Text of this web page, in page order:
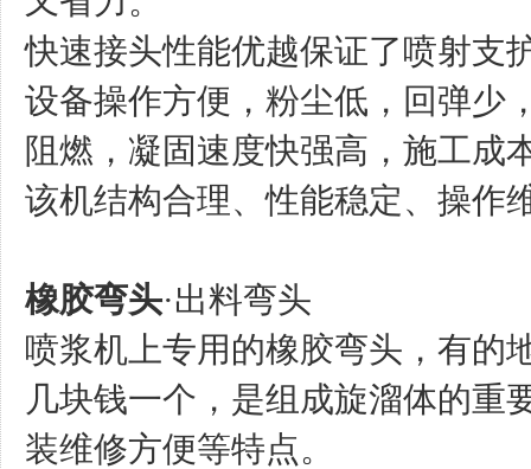
快速接头性能优越保证了喷射支
设备操作方便，粉尘低，回弹少
阻燃，凝固速度快强高，施工成
该机结构合理、性能稳定、操作
橡胶弯头·出料弯头
喷浆机上专用的橡胶弯头，有的
几块钱一个，是组成旋溜体的重
装维修方便等特点。